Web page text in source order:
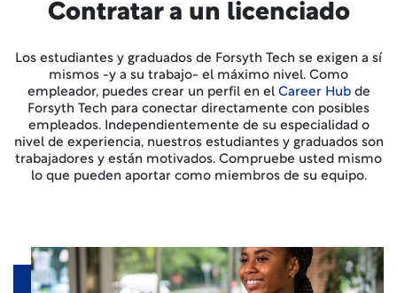
Contratar a un licenciado
Los estudiantes y graduados de Forsyth Tech se exigen a sí
mismos -y a su trabajo- el máximo nivel. Como
empleador, puedes crear un perfil en el Career Hubde
Forsyth Tech para conectar directamente con posibles
empleados. Independientemente de su especialidad o
nivel de experiencia, nuestros estudiantes y graduados son
trabajadores y están motivados. Compruebe usted mismo
lo que pueden aportar como miembros de su equipo.